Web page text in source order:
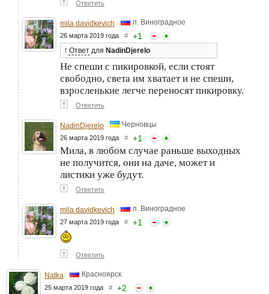
↑ Ответить
mila davidkevich п. Виноградное
26 марта 2019 года # +1
↑ Ответ для NadinDjerelo
Не спеши с пикировкой, если стоят
свободно, света им хватает и не спеши,
взросленькие легче переносят пикировку.
↑ Ответить
NadinDjerelo Черновцы
26 марта 2019 года # +1
Мила, в любом случае раньше выходных
не получится, они на даче, может и
листики уже будут.
↑ Ответить
mila davidkevich п. Виноградное
27 марта 2019 года # +1
↑ Ответить
Natka Красноярск
25 марта 2019 года # +2